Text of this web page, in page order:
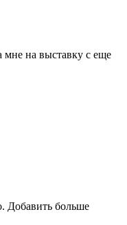
мне на выставку с еще
Добавить больше